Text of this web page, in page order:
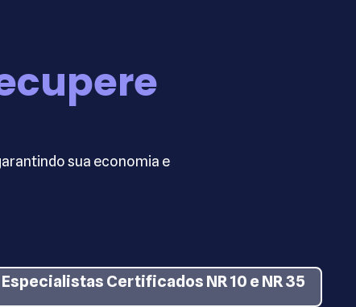
sua economia e
Especialistas Certificados NR 10 e NR 35